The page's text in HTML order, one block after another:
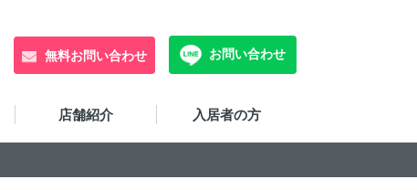
無料お問い合わせ お問い合わせ
店舗紹介 入居者の方